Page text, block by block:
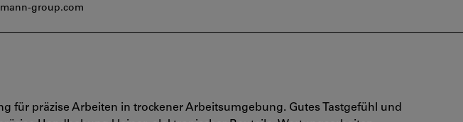
group.com
für präzise Arbeiten in trockener Arbeitsumgebung. Gutes Tastgefühl und